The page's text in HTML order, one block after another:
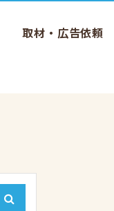
取材・広告依頼